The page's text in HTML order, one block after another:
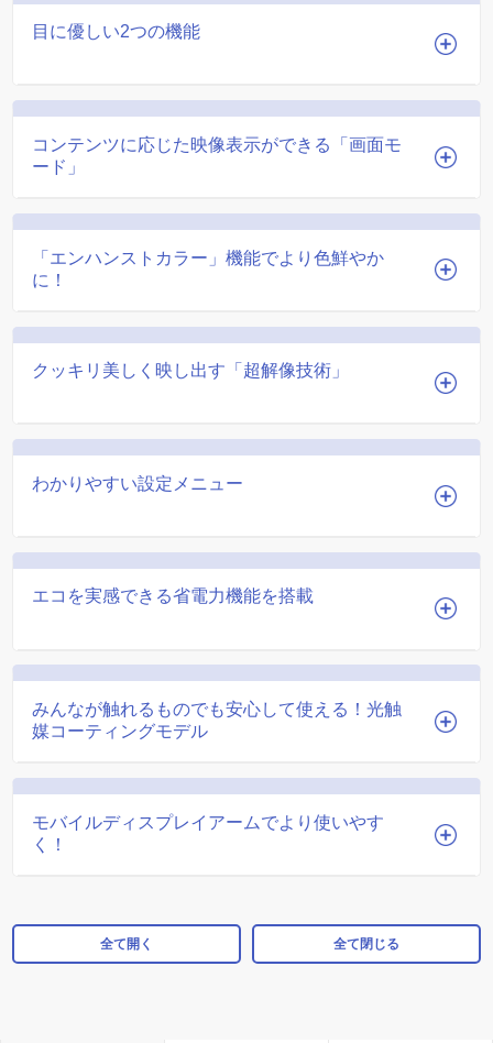
目に優しい2つの機能
コンテンツに応じた映像表示ができる「画面モ
ード」
「エンハンストカラー」機能でより色鮮やか
に！
クッキリ美しく映し出す「超解像技術」
わかりやすい設定メニュー
エコを実感できる省電力機能を搭載
みんなが触れるものでも安心して使える！光触
媒コーティングモデル
モバイルディスプレイアームでより使いやす
く！
全て開く 全て閉じる